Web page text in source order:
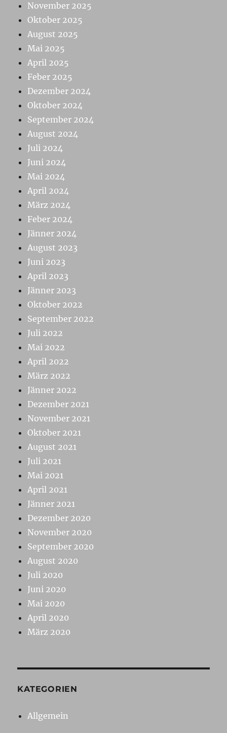
November 2025
Oktober 2025
August 2025
Mai 2025
April 2025
Feber 2025
Dezember 2024
Oktober 2024
September 2024
August 2024
Juli 2024
Juni 2024
Mai 2024
April 2024
März 2024
Feber 2024
Jänner 2024
August 2023
Juni 2023
April 2023
Jänner 2023
Oktober 2022
September 2022
Juli 2022
Mai 2022
April 2022
März 2022
Jänner 2022
Dezember 2021
November 2021
Oktober 2021
August 2021
Juli 2021
Mai 2021
April 2021
Jänner 2021
Dezember 2020
November 2020
September 2020
August 2020
Juli 2020
Juni 2020
Mai 2020
April 2020
März 2020
KATEGORIEN
Allgemein